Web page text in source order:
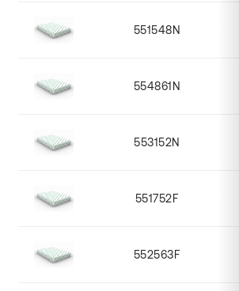
551548N
554861N
553152N
551752F
552563F